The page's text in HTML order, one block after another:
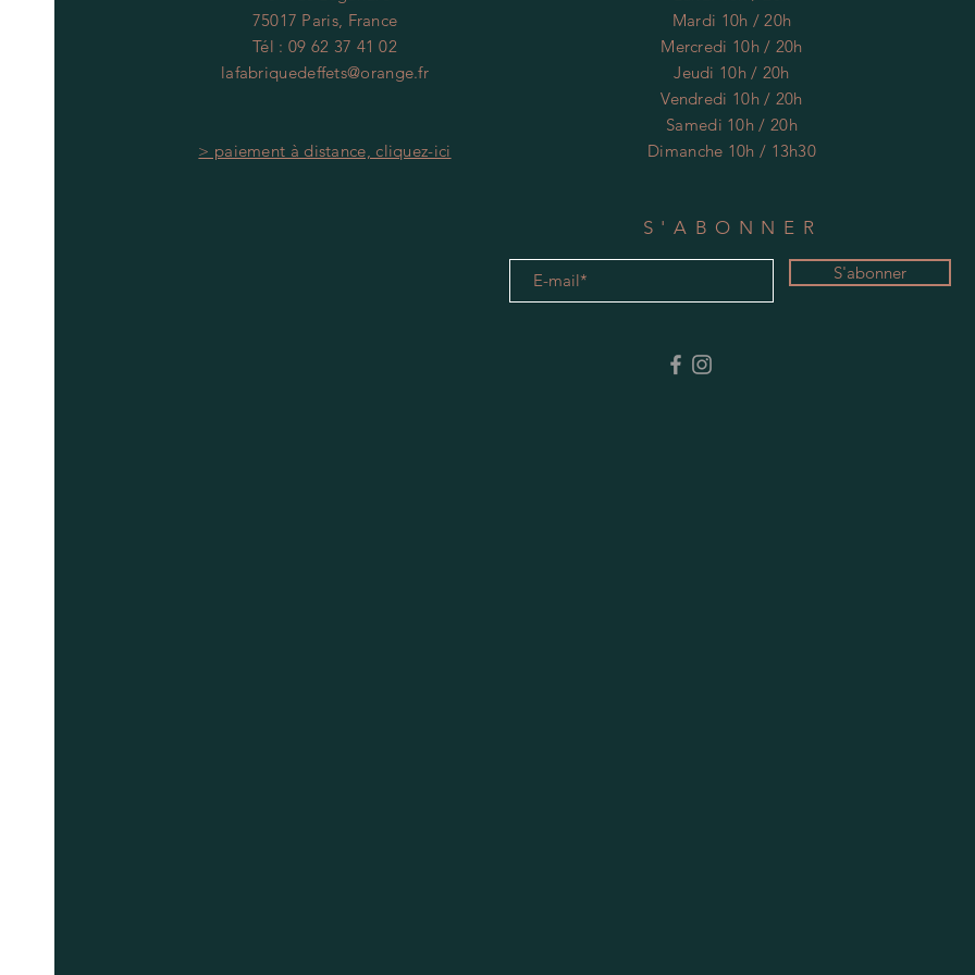
75017 Paris, France
Tél : 09 62 37 41 02
lafabriquedeffets@orange.fr
> paiement à distance, cliquez-ici
Mardi 10h / 20h
Mercredi 10h / 20h
Jeudi 10h / 20h
Vendredi 10h / 20h
Samedi 10h / 20h
Dimanche 10h / 13h30
S'ABONNER
S'abonner